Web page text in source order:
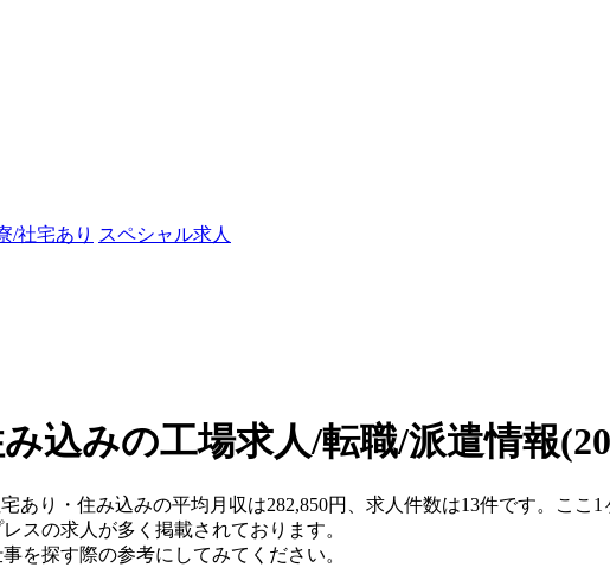
/社宅あり スペシャル求人
込みの工場求人/転職/派遣情報
り・住み込みの平均月収は282,850円、求人件数は13件です。ここ
スの求人が多く掲載されております。
を探す際の参考にしてみてください。